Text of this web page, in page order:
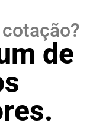
de